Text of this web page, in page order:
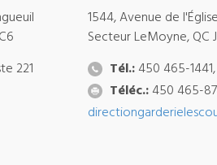
221
1544, Avenue de
Secteur LeMoyne, QC
Tél.:450 465-
Téléc.:450 465-